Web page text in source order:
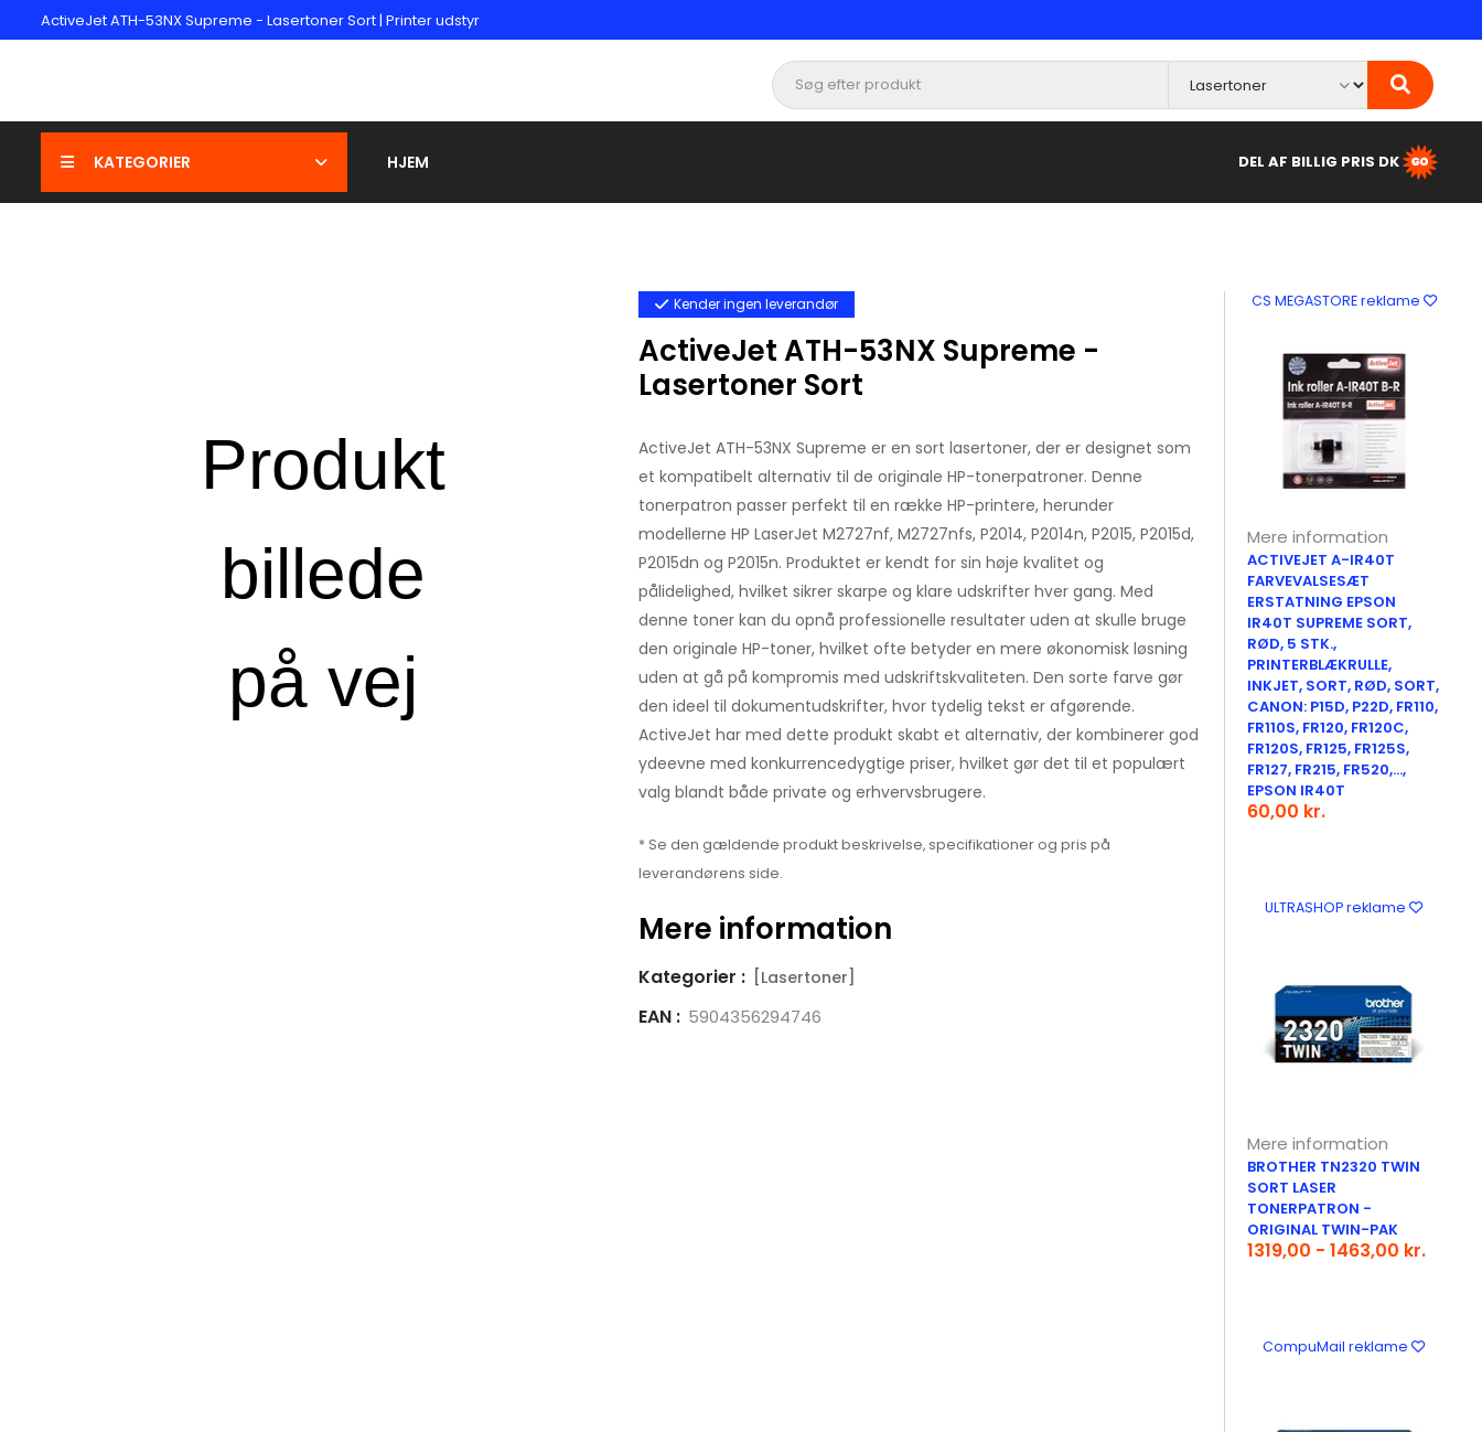
ActiveJet ATH-53NX Supreme - Lasertoner Sort | Printer udstyr
KATEGORIER HJEM DEL AF BILLIG PRIS DK
Kender ingen leverandør
ActiveJet ATH-53NX Supreme -
Lasertoner Sort
ActiveJet ATH-53NX Supreme er en sort lasertoner, der er designet som
et kompatibelt alternativ til de originale HP-tonerpatroner. Denne
tonerpatron passer perfekt til en række HP-printere, herunder
modellerne HP LaserJet M2727nf, M2727nfs, P2014, P2014n, P2015, P2015d,
P2015dn og P2015n. Produktet er kendt for sin høje kvalitet og
pålidelighed, hvilket sikrer skarpe og klare udskrifter hver gang. Med
denne toner kan du opnå professionelle resultater uden at skulle bruge
den originale HP-toner, hvilket ofte betyder en mere økonomisk løsning
uden at gå på kompromis med udskriftskvaliteten. Den sorte farve gør
den ideel til dokumentudskrifter, hvor tydelig tekst er afgørende.
ActiveJet har med dette produkt skabt et alternativ, der kombinerer god
ydeevne med konkurrencedygtige priser, hvilket gør det til et populært
valg blandt både private og erhvervsbrugere.
* Se den gældende produkt beskrivelse, specifikationer og pris på
leverandørens side.
Mere information
Kategorier : [Lasertoner]
EAN : 5904356294746
CS MEGASTORE reklame
Mere information
ACTIVEJET A-IR40T
FARVEVALSESÆT
ERSTATNING EPSON
IR40T SUPREME SORT,
RØD, 5 STK.,
PRINTERBLÆKRULLE,
INKJET, SORT, RØD, SORT,
CANON: P15D, P22D, FR110,
FR110S, FR120, FR120C,
FR120S, FR125, FR125S,
FR127, FR215, FR520,...,
EPSON IR40T
60,00 kr.
ULTRASHOP reklame
Mere information
BROTHER TN2320 TWIN
SORT LASER
TONERPATRON -
ORIGINAL TWIN-PAK
1319,00 - 1463,00 kr.
CompuMail reklame